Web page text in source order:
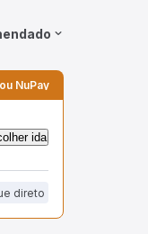
NuPay
ida
direto